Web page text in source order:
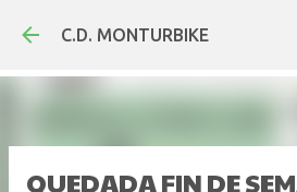
Ir al contenido
C.D. MONTURBIKE
QUEDADA FIN DE